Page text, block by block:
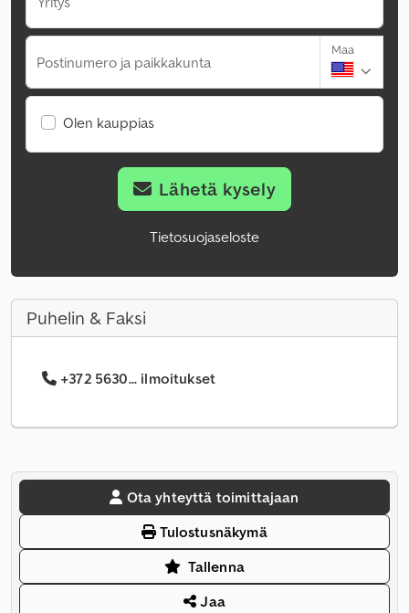
Postinumero ja paikkakunta
Maa
Olen kauppias
Lähetä kysely
Tietosuojaseloste
Puhelin & Faksi
+372 5630... ilmoitukset
Ota yhteyttä toimittajaan
Tulostusnäkymä
Tallenna
Jaa